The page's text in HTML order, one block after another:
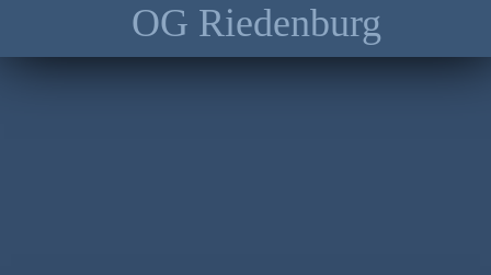
OG Riedenburg